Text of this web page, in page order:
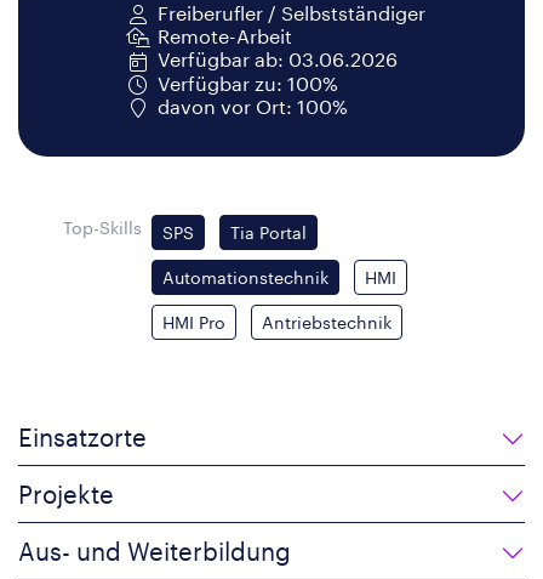
Freiberufler / Selbstständiger
Remote-Arbeit
Verfügbar ab: 03.06.2026
Verfügbar zu: 100%
davon vor Ort: 100%
Top-Skills SPS Tia Portal
Automationstechnik HMI
HMI Pro Antriebstechnik
Einsatzorte
Projekte
Aus- und Weiterbildung